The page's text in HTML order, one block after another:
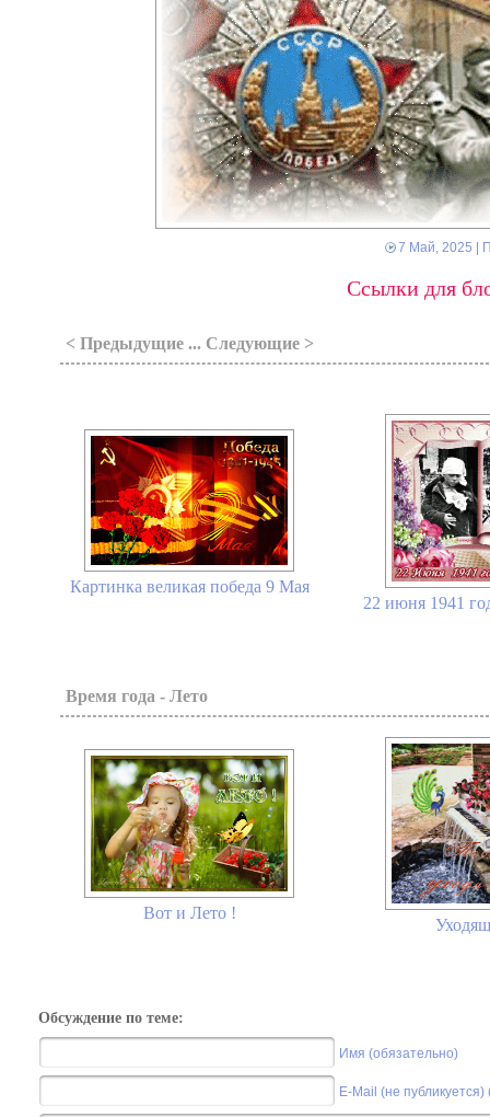
7 Май, 2025 |
Ссылки для
< Предыдущие ... Следующие >
Картинка великая победа 9 Мая
22 июня 1941
Время года - Лето
Вот и Лето !
Обсуждение по теме:
Имя (обязательно)
E-Mail (не